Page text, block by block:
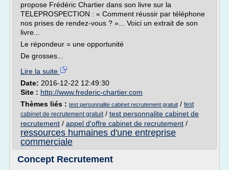
propose Frédéric Chartier dans son livre sur la
TELEPROSPECTION : « Comment réussir par téléphone
nos prises de rendez-vous ? »... Voici un extrait de son
livre...
Le répondeur = une opportunité
De grosses...
Lire la suite
Date: 2016-12-22 12:49:30
Site : http://www.frederic-chartier.com
Thèmes liés : test personnalite cabinet recrutement gratuit / test
cabinet de recrutement gratuit/ test personnalite cabinet de
recrutement / appel d'offre cabinet de recrutement /
ressources humaines d'une entreprise
commerciale
Concept Recrutement